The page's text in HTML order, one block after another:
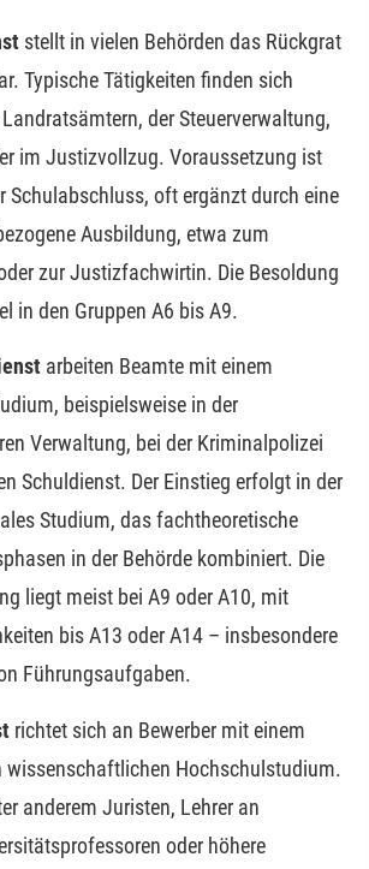
stellt in vielen Behörden das Rückgrat
Typische Tätigkeiten finden sich
der Steuerverwaltung,
im Justizvollzug. Voraussetzung ist
Schulabschluss, oft ergänzt durch eine
Ausbildung, etwa zum
zur Justizfachwirtin. Die Besoldung
in den Gruppen A6 bis A9.
arbeiten Beamte mit einem
beispielsweise in der
Verwaltung, bei der Kriminalpolizei
Schuldienst. Der Einstieg erfolgt in der
Studium, das fachtheoretische
in der Behörde kombiniert. Die
liegt meist bei A9 oder A10, mit
bis A13 oder A14 – insbesondere
Führungsaufgaben.
richtet sich an Bewerber mit einem
wissenschaftlichen Hochschulstudium.
anderem Juristen, Lehrer an
oder höhere